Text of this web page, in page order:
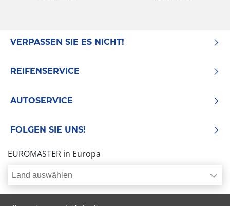
VERPASSEN SIE ES NICHT!
REIFENSERVICE
AUTOSERVICE
FOLGEN SIE UNS!
EUROMASTER in Europa
Land auswählen